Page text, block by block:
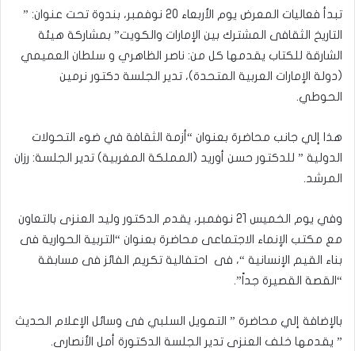
تبدأ فعاليات المعرض يوم الأربعاء 20 نوفمبر، بندوة تحت عنوان: ”
التاريخ الثقافى المشترك بين الإمارات والكويت” بمشاركة هيئة
الشارقة للكتاب يقدمها كل من: ناصر الظاهري و سلطان العميمي
(دولة الإمارات العربية المتحدة)، تدير الجلسة دكتور نرمين
الحوطي.
هذا إلي جانب محاضرة بعنوان “أزمة الثقافة في ضوء التحولات
الدولية ” للدكتور حسن أوريد (المملكة المغربية) تدير الجلسة: رزان
المرشد.
وفي يوم الخميس 21 نوفمبر، يقدم الدكتور وليد العنزى بالتعاون
مع مكتب الإنماء الاجتماعى محاضرة بعنوان “التربية الحوارية فى
بناء القيم الإنسانية “، فى احتفالية تكريم الفائز فى مسابقة
“القصة القصيرة جداً”.
بالإضافة إلي محاضرة ” التمويل السلبي فى وسائل الإعلام الحديث
” يقدمها خلف العنزى تدير الجلسة الدكتورة أمل الأنصارى.